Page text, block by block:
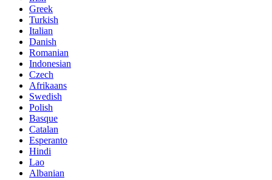
Greek
Turkish
Italian
Danish
Romanian
Indonesian
Czech
Afrikaans
Swedish
Polish
Basque
Catalan
Esperanto
Hindi
Lao
Albanian